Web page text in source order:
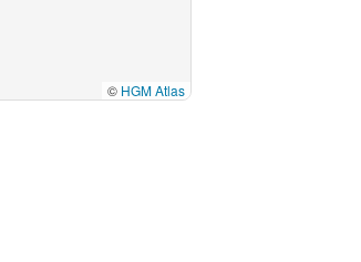
© HGM Atlas